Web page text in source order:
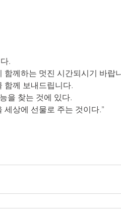
.
함께하는 멋진 시간되시기 바랍
함께 보내드립니다.
을 찾는 것에 있다.
상에 선물로 주는 것이다.”